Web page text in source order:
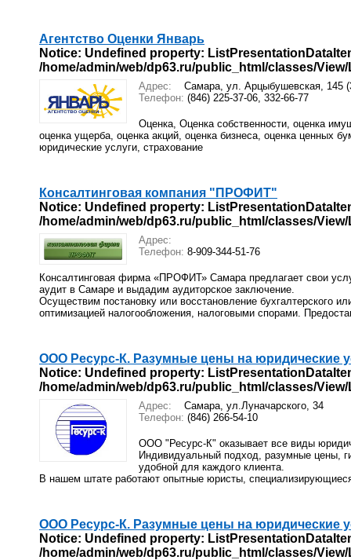
Агентство Оценки Январь
Notice: Undefined property:
/home/admin/web/dp63.ru/public_html/classes/
Адрес:
Самара, ул. Арцыбушевская, 145
Телефон: (846) 225-37-06, 332-66-77
Оценка, Оценка собственности, оценка
оценка ущерба, оценка акций, оценка бизнеса, оценка ценных
юридические услуги, страхование
Консалтинговая компания "ПРОФИТ"
Notice: Undefined property:
/home/admin/web/dp63.ru/public_html/classes/
Адрес:
Телефон: 8-909-344-51-76
Консалтинговая фирма «ПРОФИТ» Самара предлагает свои
аудит в Самаре и выдадим аудиторское заключение.
Осуществим постановку или восстановление бухгалтерского
оптимизацией налогообложения, налоговыми спорами.
ООО Ресурс-К. Разумные цены на юридические
Notice: Undefined property:
/home/admin/web/dp63.ru/public_html/classes/
Адрес:
Самара, ул.Луначарского, 34
Телефон: (846) 266-54-10
ООО "Ресурс-К" оказывает все виды
Индивидуальный подход, разумные цены,
удобной для каждого клиента.
В нашем штате работают опытные юристы,
ООО Ресурс-К. Разумные цены на юридические
Notice: Undefined property:
/home/admin/web/dp63.ru/public_html/classes/